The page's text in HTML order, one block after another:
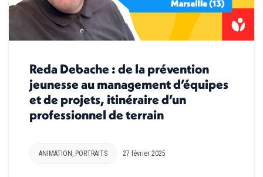
Reda Debache : de la prévention
jeunesse au management d’équipes
et de projets, itinéraire d’un
professionnel de terrain
ANIMATION , PORTRAITS 27 février 2025